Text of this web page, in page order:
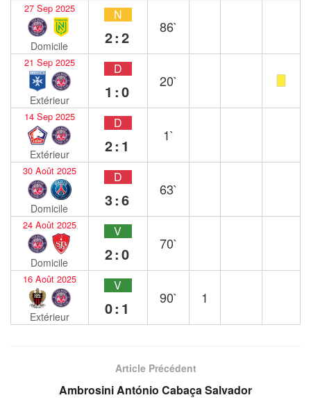
27 Sep 2025
Domicile
N
2:2
86`
21 Sep 2025
Extérieur
D
1:0
20`
14 Sep 2025
Extérieur
D
2:1
1`
30 Août 2025
Domicile
D
3:6
63`
24 Août 2025
Domicile
V
2:0
70`
16 Août 2025
Extérieur
V
0:1
90` 1
Article Précédent
Ambrosini António Cabaça Salvador